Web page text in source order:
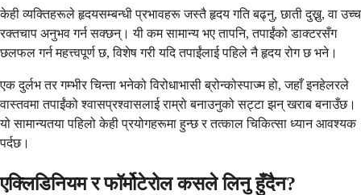
केही व्यक्तिहरूले हृदयसम्बन्धी प्रभावहरू जस्तै हृदय गति बढ्नु, छाती दुख्नु, वा उच्च
रक्तचाप अनुभव गर्न सक्छन्। यी कम सामान्य भए तापनि, तपाईंको डाक्टरसँग
छलफल गर्न महत्त्वपूर्ण छ, विशेष गरी यदि तपाईंलाई पहिले नै हृदय रोग छ भने।
एक दुर्लभ तर गम्भीर चिन्ता भनेको विरोधाभासी ब्रोन्कोस्पाज्म हो, जहाँ इनहेलरले
वास्तवमा तपाईंको श्वासप्रश्वासलाई राम्रो बनाउनुको सट्टा झन् खराब बनाउँछ।
यो सामान्यतया पहिलो केही प्रयोगहरूमा हुन्छ र तत्काल चिकित्सा ध्यान आवश्यक
पर्दछ।
एक्लिडिनियम र फॉर्मोटेरोल कसले लिनु हुँदैन?